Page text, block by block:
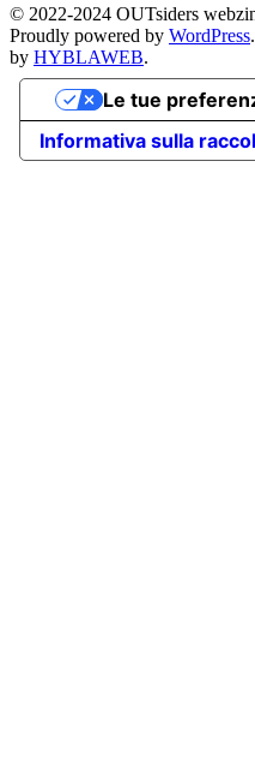
© 2022-2024 OUTsiders
Proudly powered by WordPress.
by HYBLAWEB.
Informativa sulla
Le tue